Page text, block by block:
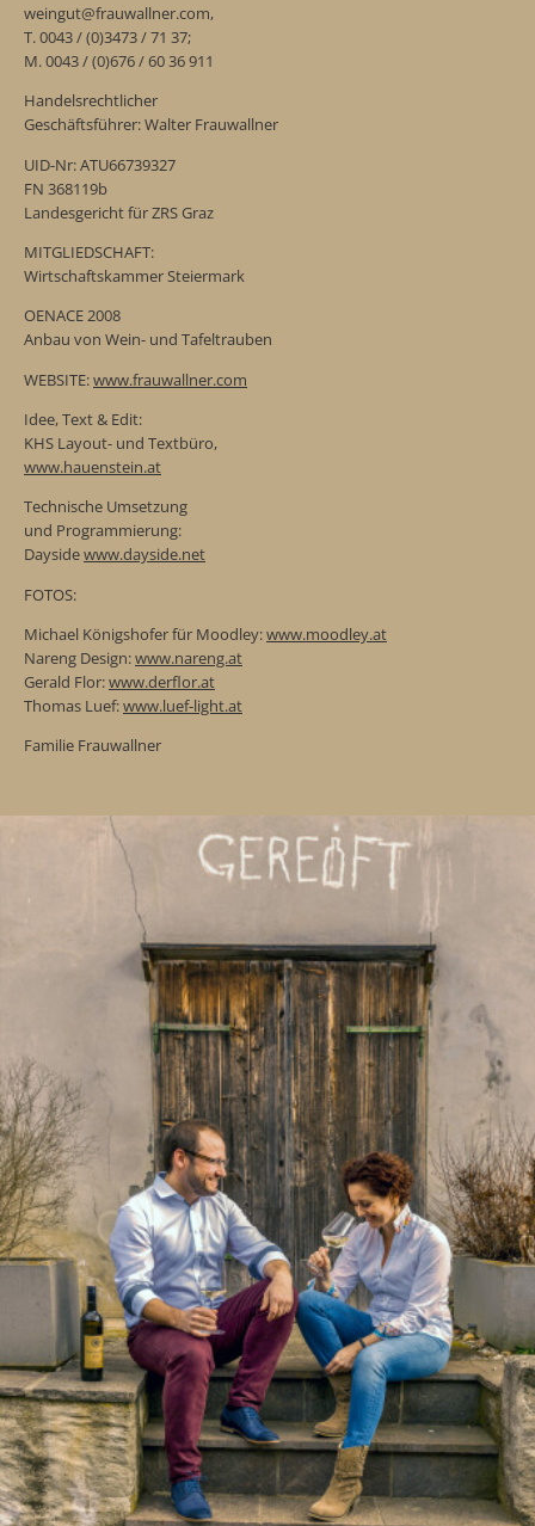
weingut@frauwallner.com,
T. 0043 / (0)3473 / 71 37;
M. 0043 / (0)676 / 60 36 911
Handelsrechtlicher
Geschäftsführer: Walter Frauwallner
UID-Nr: ATU66739327
FN 368119b
Landesgericht für ZRS Graz
MITGLIEDSCHAFT:
Wirtschaftskammer Steiermark
OENACE 2008
Anbau von Wein- und Tafeltrauben
WEBSITE:www.frauwallner.com
Idee, Text & Edit:
KHS Layout- und Textbüro,
www.hauenstein.at
Technische Umsetzung
und Programmierung:
Daysidewww.dayside.net
FOTOS:
Michael Königshofer für Moodley:www.moodley.at
Nareng Design:www.nareng.at
Gerald Flor:www.derflor.at
Thomas Luef:www.luef-light.at
Familie Frauwallner